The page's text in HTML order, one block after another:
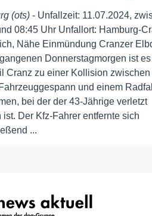
(ots) - Unfallzeit: 11.07.2024,
08:45 Uhr Unfallort: Hamburg-
Nähe Einmündung Cranzer
Donnerstagmorgen ist
Cranz zu einer Kollision zwischen
und einem
bei der der 43-Jährige verletzt
ist. Der Kfz-Fahrer entfernte sich
...